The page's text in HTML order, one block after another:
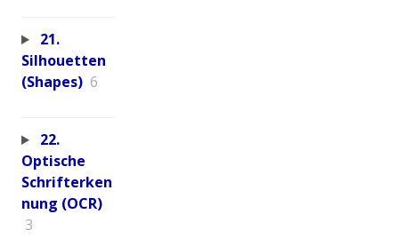
21.
Silhouetten
(Shapes) 6
22.
Optische
Schrifterken
nung (OCR)
3